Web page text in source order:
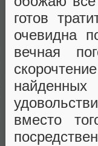
готов
очевидна
вечная
вместо